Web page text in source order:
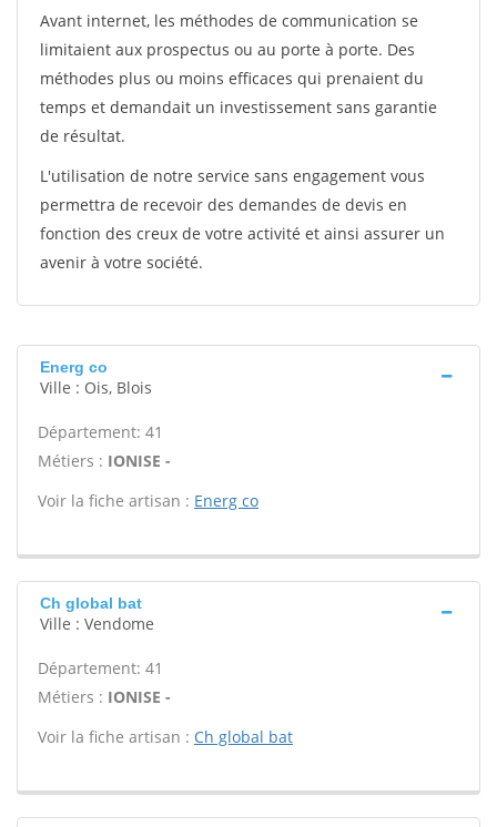
Avant internet, les méthodes de communication se
limitaient aux prospectus ou au porte à porte. Des
méthodes plus ou moins efficaces qui prenaient du
temps et demandait un investissement sans garantie
de résultat.
L'utilisation de notre service sans engagement vous
permettra de recevoir des demandes de devis en
fonction des creux de votre activité et ainsi assurer un
avenir à votre société.
Energ co
Ville : Ois, Blois
Département: 41
Métiers : IONISE -
Voir la fiche artisan : Energ co
Ch global bat
Ville : Vendome
Département: 41
Métiers : IONISE -
Voir la fiche artisan : Ch global bat